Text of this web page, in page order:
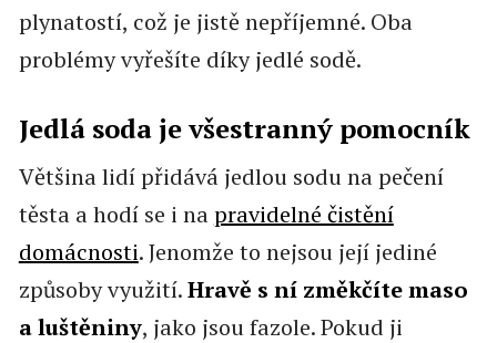
plynatostí, což je jistě nepříjemné. Oba
problémy vyřešíte díky jedlé sodě.
Jedlá soda je všestranný pomocník
Většina lidí přidává jedlou sodu na pečení
těsta a hodí se i napravidelné čistění
domácnosti. Jenomže to nejsou její jediné
způsoby využití.Hravě s ní změkčíte maso
a luštěniny, jako jsou fazole. Pokud ji